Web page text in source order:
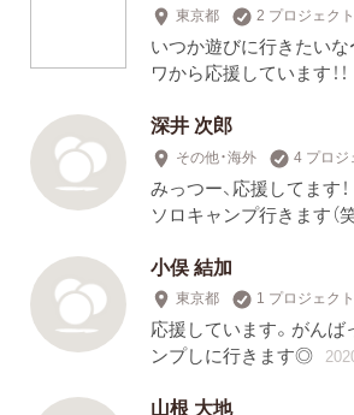
東京都 2 プロジェク
いつか遊びに行きたい
ワから応援しています！！
深井 次郎
その他・海外 4 プロジ
みっつー、応援してます
ソロキャンプ行きます（
小俣 結加
東京都 1 プロジェク
応援しています。がんば
ンプしに行きます◎
山根 大地